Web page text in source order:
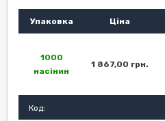
Упаковка Ціна
1000
насінин
1 867,00 грн.
Код: